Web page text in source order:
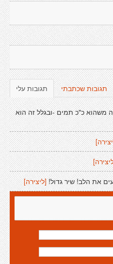
תגובות עלי תגובות שכתבתי
משהוא כ"כ תמים -ובגלל זה הוא
את הלב! שיר גדול! [ליצירה]